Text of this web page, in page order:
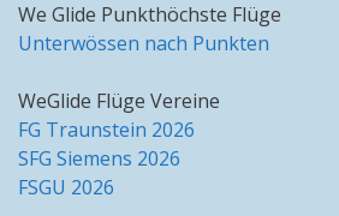
We Glide Punkthöchste Flüge
Unterwössen nach Punkten
WeGlide Flüge Vereine
FG Traunstein 2026
SFG Siemens 2026
FSGU 2026